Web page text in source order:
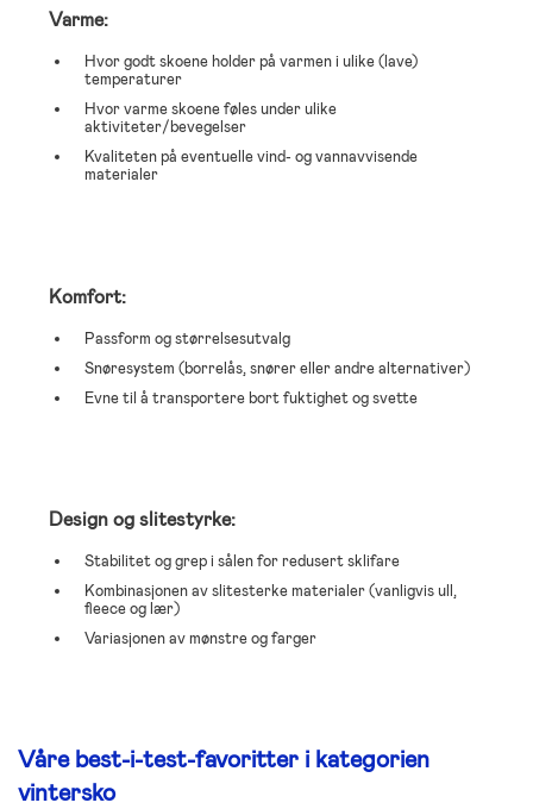
Varme:
Hvor godt skoene holder på varmen i ulike (lave)
temperaturer
Hvor varme skoene føles under ulike
aktiviteter/bevegelser
Kvaliteten på eventuelle vind- og vannavvisende
materialer
Komfort:
Passform og størrelsesutvalg
Snøresystem (borrelås, snører eller andre alternativer)
Evne til å transportere bort fuktighet og svette
Design og slitestyrke:
Stabilitet og grep i sålen for redusert sklifare
Kombinasjonen av slitesterke materialer (vanligvis ull,
fleece og lær)
Variasjonen av mønstre og farger
Våre best-i-test-favoritter i kategorien
vintersko